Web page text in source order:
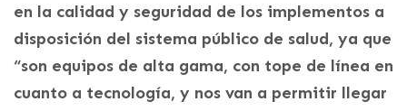
en la calidad y seguridad de los implementos a
disposición del sistema público de salud, ya que
“son equipos de alta gama, con tope de línea en
cuanto a tecnología, y nos van a permitir llegar